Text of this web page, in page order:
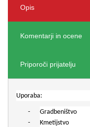
Opis
Komentarji in ocene
Priporoči prijatelju
Uporaba:
-
Gradbeništvo
-
Kmetijstvo